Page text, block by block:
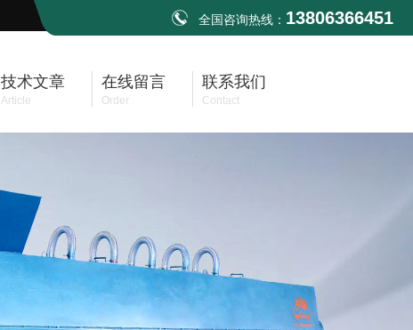
全国咨询热线： 13806366451
技术文章
Article
在线留言
Order
联系我们
Contact